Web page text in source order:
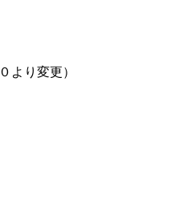
より変更）